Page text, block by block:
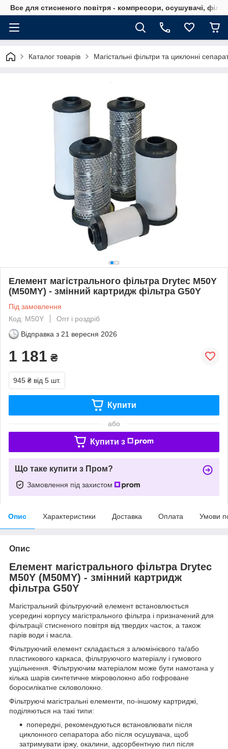
Все для стисненого повітря - компресори, осушувачі,
Каталог товарів Магістальні фільтри та циклонні
Елемент магістрального фільтра Drytec M50Y
(M50MY) - змінний картридж фільтра G50Y
Під замовлення
Код: M50Y
Опт і роздріб
Відправка з 21 вересня 2026
1 181 ₴
945 ₴ від 5 шт.
Купити
або
Купити з
Що таке купити з Пром?
Замовлення під захистом
Опис Характеристики Доставка Оплата Умови
Опис
Елемент магістрального фільтра Drytec
M50Y (M50MY) - змінний картридж
фільтра G50Y
Магістральний фільтруючий елемент встановлюється
усередині корпусу магістрального фільтра і призначений для
фільтрації стисненого повітря від твердих часток, а також
парів води і масла.
Фільтруючий елемент складається з алюмінієвого та/або
пластикового каркаса, фільтруючого матеріалу і гумового
ущільнення. Фільтруючим матеріалом може бути намотана у
кілька шарів синтетичне мікроволокно або гофроване
боросилікатне скловолокно.
Фільтруючі магістральні елементи, по-іншому картриджі,
поділяються на такі типи:
попередні, рекомендуються встановлювати після
циклонного сепаратора або після осушувача, щоб
затримувати іржу, окалини, адсорбентную пил після